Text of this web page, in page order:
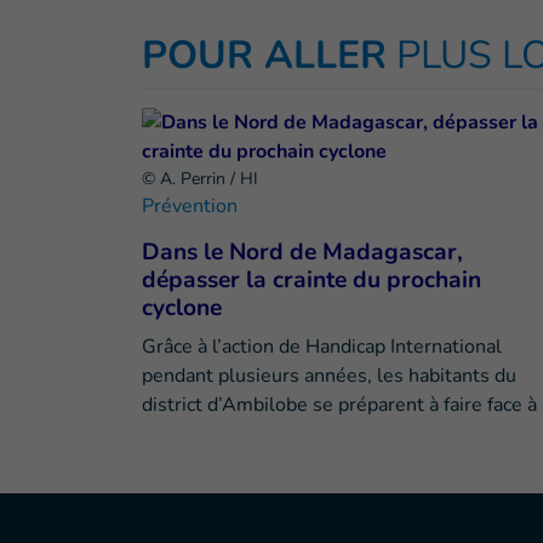
POUR ALLER PLUS
© A. Perrin / HI
Prévention
Dans le Nord de Madagascar,
dépasser la crainte du prochain
cyclone
Grâce à l’action de Handicap International
pendant plusieurs années, les habitants du
district d’Ambilobe se préparent à faire face